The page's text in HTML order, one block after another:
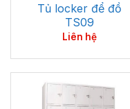
Tủ locker để đồ
TS09
Liên hệ